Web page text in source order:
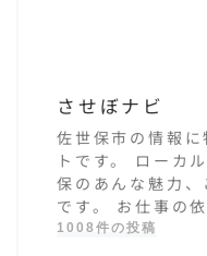
させぼナビ
佐世保市の情報
トです。 ローカ
保のあんな魅力
です。 お仕事の
1008件の投稿